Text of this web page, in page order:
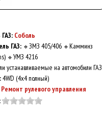
Соболь
ГАЗ: 🔹 ЗМЗ 405/406 🔹 Камминз
🔹 УМЗ 4216
устанавливаемые на автомобили ГАЗ
4WD (4x4 полный)
Ремонт рулевого управления